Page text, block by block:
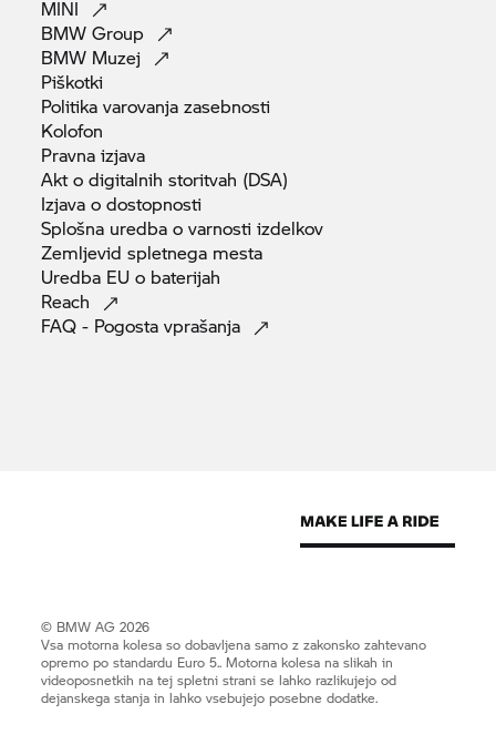
MINI
BMWGroup
BMW Muzej
Piškotki
Politika varovanjazasebnosti
Kolofon
Pravnaizjava
Akt o digitalnih storitvah (DSA)
Izjava odostopnosti
Splošna uredba o varnostiizdelkov
Zemljevid spletnega mesta
Uredba EU o baterijah
Reach
FAQ - Pogostavprašanja
© BMW AG 2026
Vsa motorna kolesa so dobavljena samo z zakonsko zahtevano
opremo po standardu Euro 5.. Motorna kolesa na slikah in
videoposnetkih na tej spletni strani se lahko razlikujejo od
dejanskega stanja in lahko vsebujejo posebne dodatke.